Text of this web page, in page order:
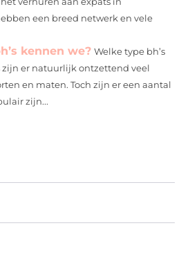
een breed netwerk en vele
kennen we? Welke type bh’s
zijn er natuurlijk ontzettend veel
en maten. Toch zijn er een aantal
zijn...